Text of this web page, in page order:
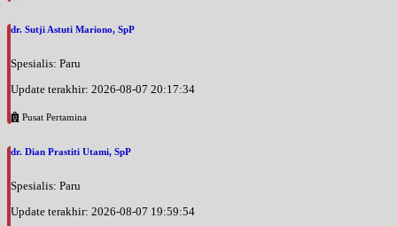
dr. Sutji Astuti Mariono, SpP
Spesialis: Paru
Update terakhir: 2026-08-07 20:17:34
Pusat Pertamina
dr. Dian Prastiti Utami, SpP
Spesialis: Paru
Update terakhir: 2026-08-07 19:59:54